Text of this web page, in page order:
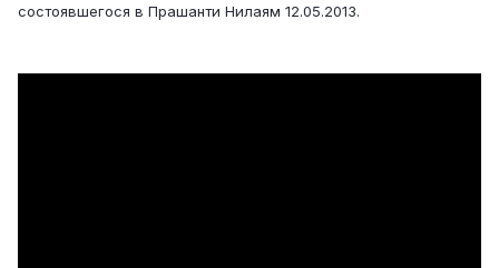
состоявшегося в Прашанти Нилаям 12.05.2013.